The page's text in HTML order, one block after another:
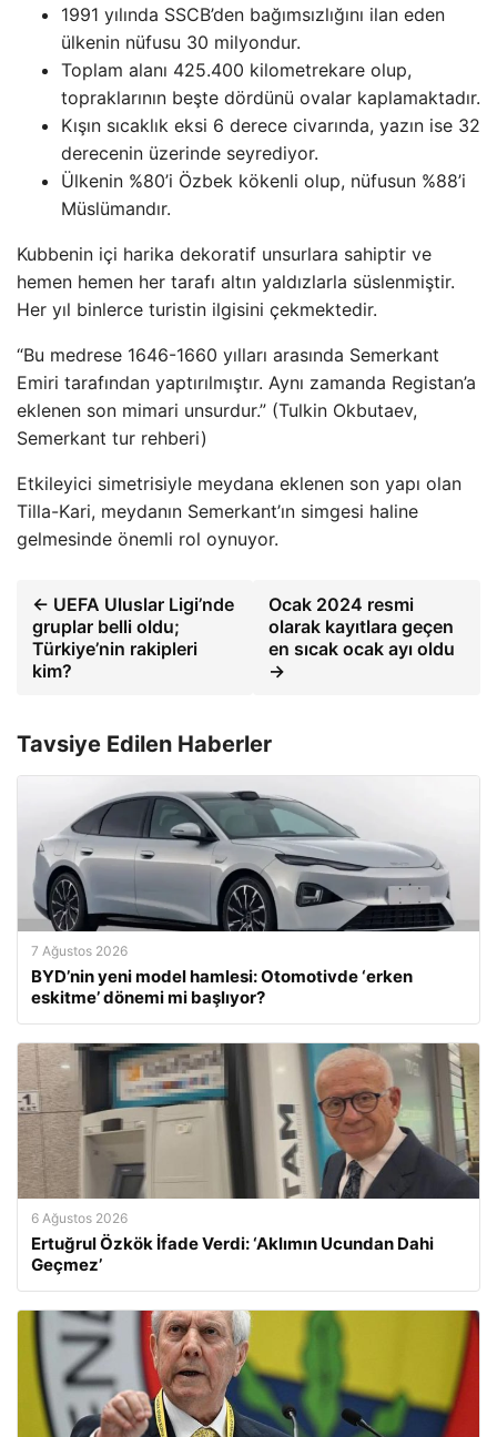
1991 yılında SSCB’den bağımsızlığını ilan eden
ülkenin nüfusu 30 milyondur.
Toplam alanı 425.400 kilometrekare olup,
topraklarının beşte dördünü ovalar kaplamaktadır.
Kışın sıcaklık eksi 6 derece civarında, yazın ise 32
derecenin üzerinde seyrediyor.
Ülkenin %80’i Özbek kökenli olup, nüfusun %88’i
Müslümandır.
Kubbenin içi harika dekoratif unsurlara sahiptir ve
hemen hemen her tarafı altın yaldızlarla süslenmiştir.
Her yıl binlerce turistin ilgisini çekmektedir.
“Bu medrese 1646-1660 yılları arasında Semerkant
Emiri tarafından yaptırılmıştır. Aynı zamanda Registan’a
eklenen son mimari unsurdur.” (Tulkin Okbutaev,
Semerkant tur rehberi)
Etkileyici simetrisiyle meydana eklenen son yapı olan
Tilla-Kari, meydanın Semerkant’ın simgesi haline
gelmesinde önemli rol oynuyor.
← UEFA Uluslar Ligi’nde
gruplar belli oldu;
Türkiye’nin rakipleri
kim?
Ocak 2024 resmi
olarak kayıtlara geçen
en sıcak ocak ayı oldu
→
Tavsiye Edilen Haberler
7 Ağustos 2026
BYD’nin yeni model hamlesi: Otomotivde ‘erken
eskitme’ dönemi mi başlıyor?
6 Ağustos 2026
Ertuğrul Özkök İfade Verdi: ‘Aklımın Ucundan Dahi
Geçmez’